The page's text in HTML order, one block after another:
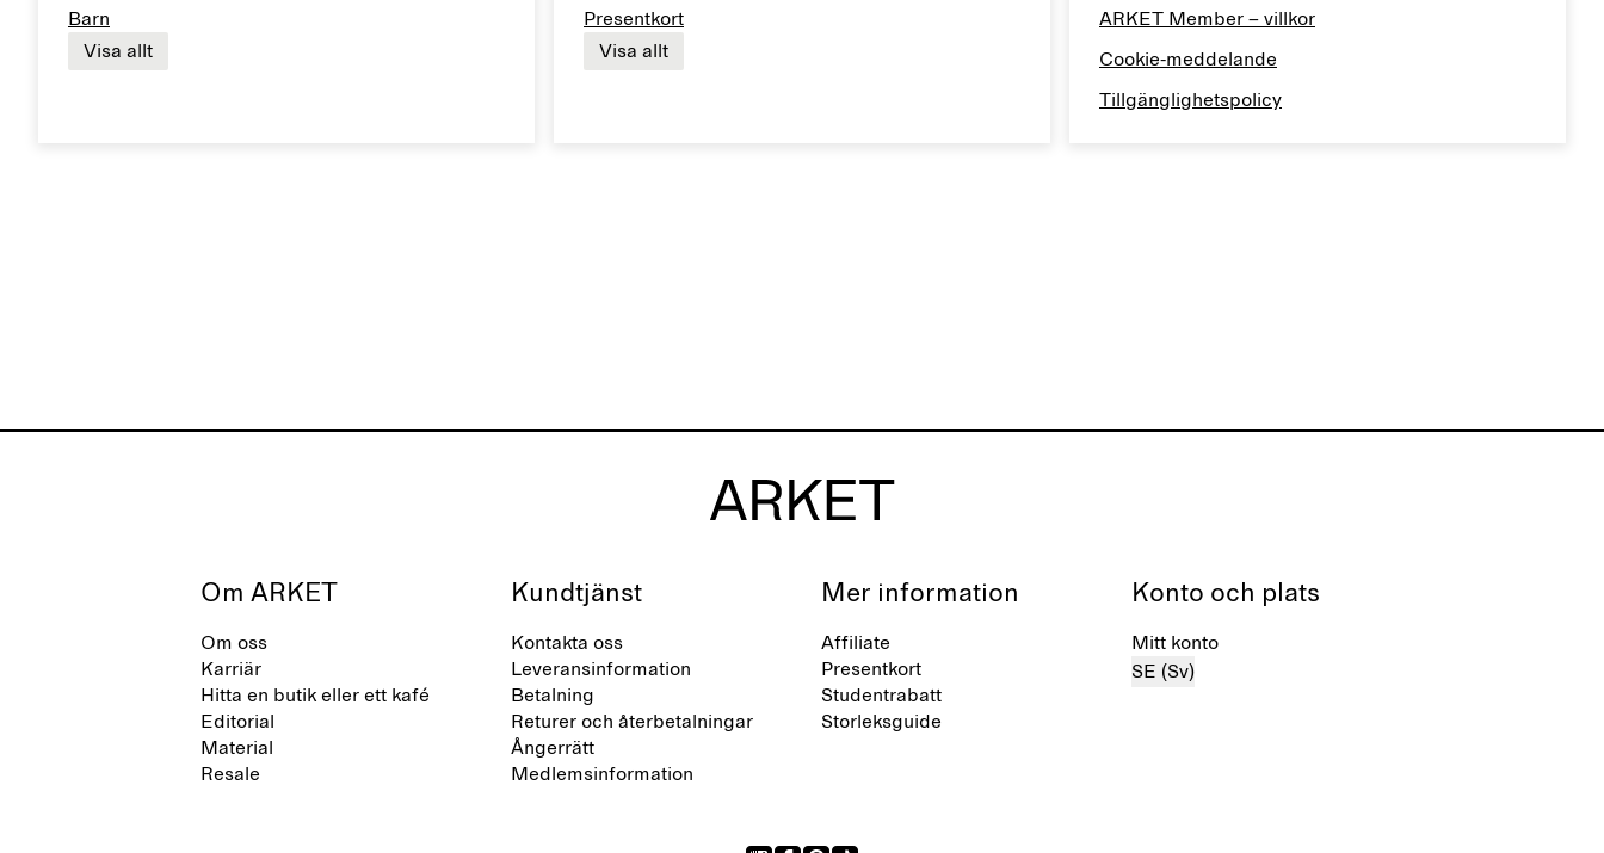
Barn
Visa allt
Presentkort
Visa allt
ARKET Member – villkor
Cookie-meddelande
Tillgänglighetspolicy
Om ARKET
Om oss
Karriär
Hitta en butik eller ett kafé
Editorial
Material
Resale
Kundtjänst
Kontakta oss
Leveransinformation
Betalning
Returer och återbetalningar
Ångerrätt
Medlemsinformation
Mer information
Affiliate
Presentkort
Studentrabatt
Storleksguide
Konto och plats
Mitt konto
SE (Sv)